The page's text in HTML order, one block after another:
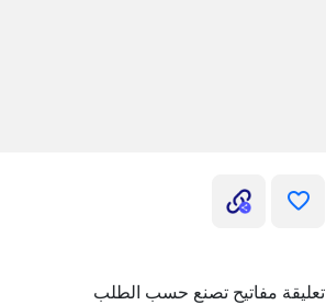
تعليقة مفاتيح تصنع حسب الطلب